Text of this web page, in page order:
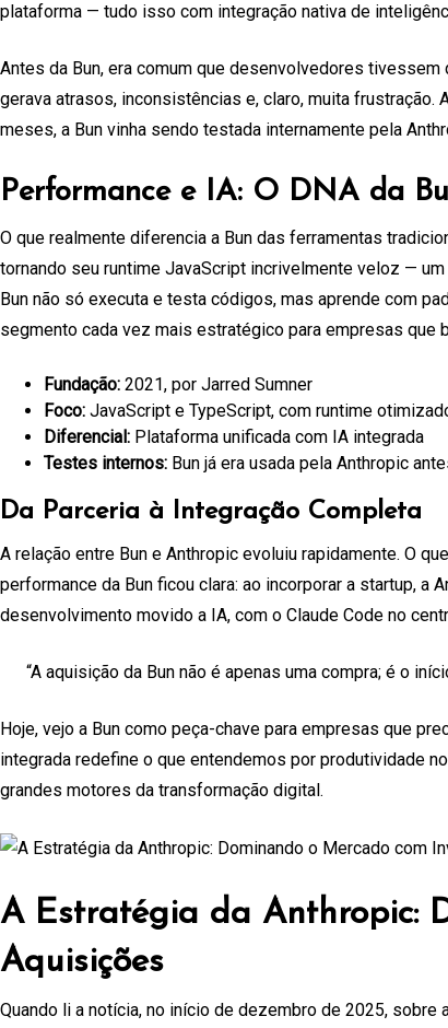
plataforma — tudo isso com integração nativa de
Antes da Bun, era comum que desenvolvedores
gerava atrasos, inconsistências e, claro, muita
meses, a Bun vinha sendo testada internamente pela
Performance e IA: O DNA da
O que realmente diferencia a Bun das ferramentas
tornando seu runtime JavaScript incrivelmente veloz —
Bun não só executa e testa códigos, mas aprende com
segmento cada vez mais estratégico para empresas que
Fundação: 2021, por Jarred Sumner
Foco: JavaScript e TypeScript, com runtime
Diferencial: Plataforma unificada com IA integrada
Testes internos: Bun já era usada pela Anthropic
Da Parceria à Integração Completa
A relação entre Bun e Anthropic evoluiu rapidamente. O
performance da Bun ficou clara: ao incorporar a startup,
desenvolvimento movido a IA, com o Claude Code no
“A aquisição da Bun não é apenas uma compra; é o
Hoje, vejo a Bun como peça-chave para empresas que
integrada redefine o que entendemos por produtividade
grandes motores da transformação digital.
A Estratégia da Anthropic:
Aquisições
Quando li a notícia, no início de dezembro de 2025,